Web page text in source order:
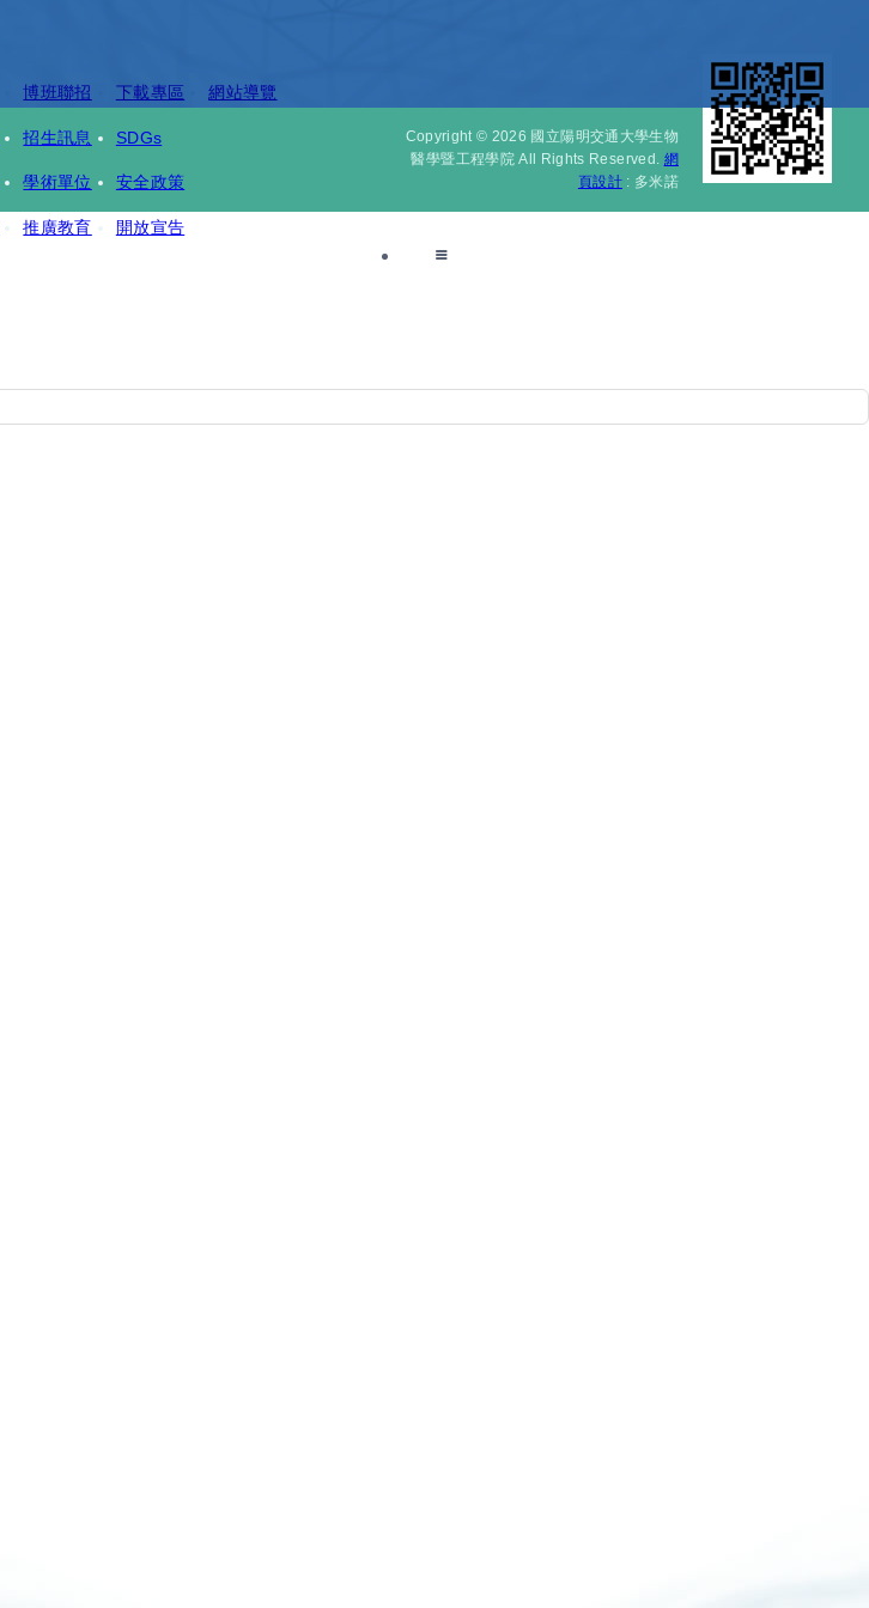
博班聯招
招生訊息
學術單位
推廣教育
下載專區
SDGs
安全政策
開放宣告
網站導覽
Copyright © 2026 國立陽明交通大學生物
醫學暨工程學院 All Rights Reserved. 網
頁設計: 多米諾